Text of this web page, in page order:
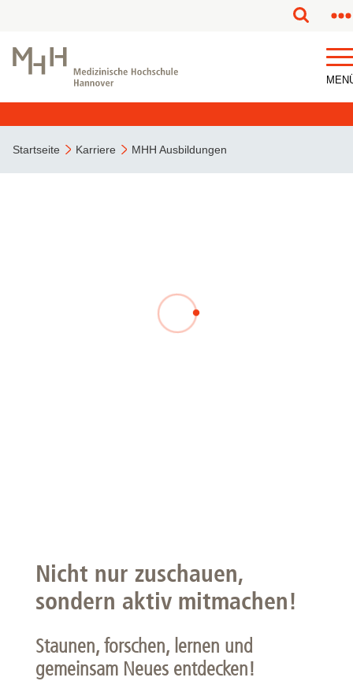
Startseite Karriere MHH Ausbildungen
Nicht nur zuschauen,
sondern aktiv mitmachen!
Staunen, forschen, lernen und
gemeinsam Neues entdecken!